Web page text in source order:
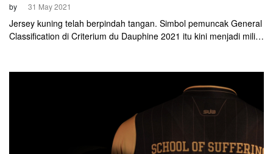
by 31 May 2021
Jersey kuning telah berpindah tangan. Simbol pemuncak General
Classification di Criterium du Dauphine 2021 itu kini menjadi milik